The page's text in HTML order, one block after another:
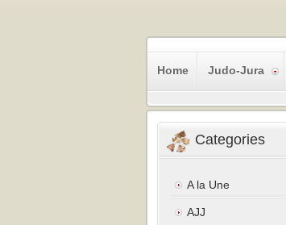
Home Judo-Jura
Categories
A la Une
AJJ